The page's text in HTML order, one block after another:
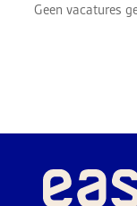
Geen vacatures